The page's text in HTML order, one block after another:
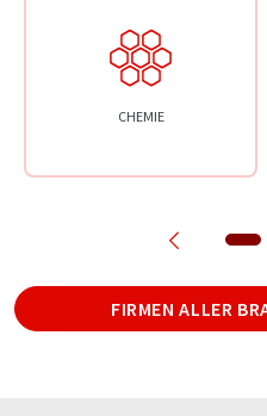
CHEMIE
FIRMEN ALLER